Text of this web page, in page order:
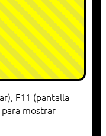
F11 (pantalla
mostrar